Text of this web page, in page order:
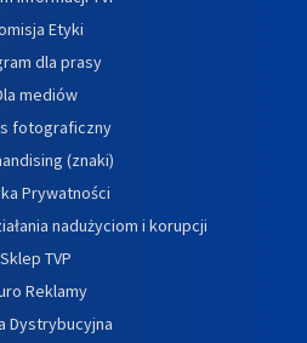
Etyki
dla prasy
mediów
fotograficzny
(znaki)
Prywatności
nadużyciom i korupcji
Sklep TVP
Reklamy
Dystrybucyjna